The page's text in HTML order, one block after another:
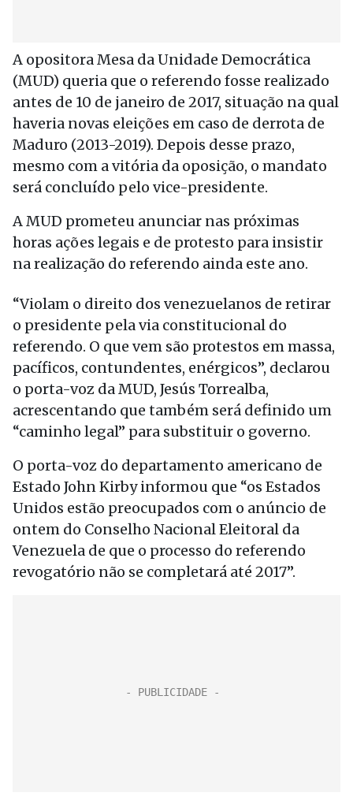
A opositora Mesa da Unidade Democrática
(MUD) queria que o referendo fosse realizado
antes de 10 de janeiro de 2017, situação na qual
haveria novas eleições em caso de derrota de
Maduro (2013-2019). Depois desse prazo,
mesmo com a vitória da oposição, o mandato
será concluído pelo vice-presidente.
A MUD prometeu anunciar nas próximas
horas ações legais e de protesto para insistir
na realização do referendo ainda este ano.
“Violam o direito dos venezuelanos de retirar
o presidente pela via constitucional do
referendo. O que vem são protestos em massa,
pacíficos, contundentes, enérgicos”, declarou
o porta-voz da MUD, Jesús Torrealba,
acrescentando que também será definido um
“caminho legal” para substituir o governo.
O porta-voz do departamento americano de
Estado John Kirby informou que “os Estados
Unidos estão preocupados com o anúncio de
ontem do Conselho Nacional Eleitoral da
Venezuela de que o processo do referendo
revogatório não se completará até 2017”.